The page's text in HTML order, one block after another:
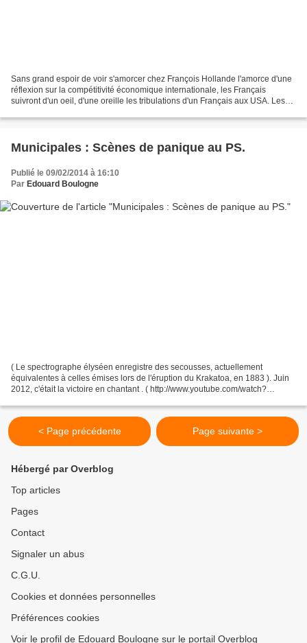
Sans grand espoir de voir s'amorcer chez François Hollande l'amorce d'une
réflexion sur la compétitivité économique internationale, les Français
suivront d'un oeil, d'une oreille les tribulations d'un Français aux USA. Les
Municipales : Scènes de panique au PS.
Publié le 09/02/2014 à 16:10
Par Edouard Boulogne
( Le spectrographe élyséen enregistre des secousses, actuellement
équivalentes à celles émises lors de l'éruption du Krakatoa, en 1883 ). Juin
2012, c'était la victoire en chantant . ( http://www.youtube.com/watch?
< Page précédente Page suivante >
Hébergé par Overblog
Top articles
Pages
Contact
Signaler un abus
C.G.U.
Cookies et données personnelles
Préférences cookies
Voir le profil de Edouard Boulogne sur le portail Overblog